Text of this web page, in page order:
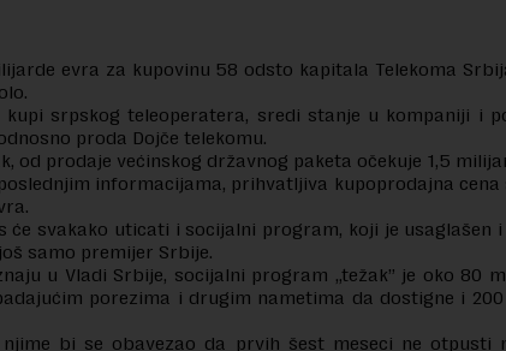
evra za kupovinu 58 odsto kapitala Telekoma
srpskog teleoperatera, sredi stanje u kompaniji i
proda Dojče telekomu.
od prodaje većinskog državnog paketa očekuje 1,5
informacijama, prihvatljiva kupoprodajna cena
će svakako uticati i socijalni program, koji je usaglašen i
samo premijer Srbije.
u Vladi Srbije, socijalni program „težak” je oko 80
porezima i drugim nametima da dostigne i
njime bi se obavezao da prvih šest meseci ne otpusti